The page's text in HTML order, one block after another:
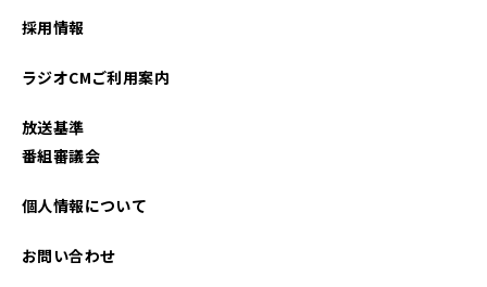
採用情報
ラジオCMご利用案内
放送基準
番組審議会
個人情報について
お問い合わせ